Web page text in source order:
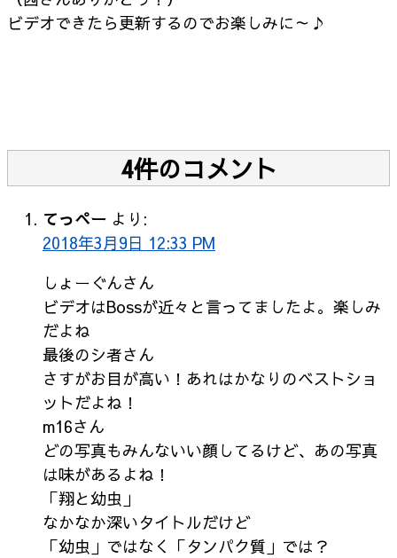
ビデオできたら更新するのでお楽しみに～♪
4件のコメント
てっぺー より:
2018年3月9日 12:33 PM
しょーぐんさん
ビデオはBossが近々と言ってましたよ。楽しみ
だよね
最後のシ者さん
さすがお目が高い！あれはかなりのベストショ
ットだよね！
m16さん
どの写真もみんないい顔してるけど、あの写真
は味があるよね！
「翔と幼虫」
なかなか深いタイトルだけど
「幼虫」ではなく「タンパク質」では？